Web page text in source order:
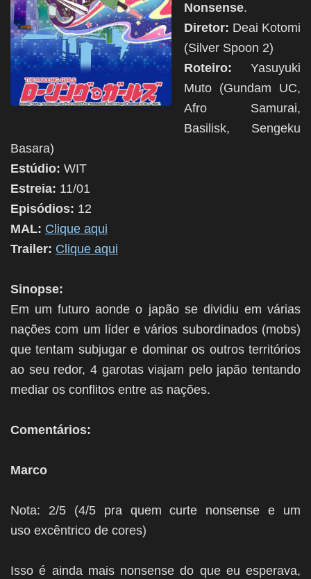
Nonsense.
Diretor: Deai Kotomi
(Silver Spoon 2)
Roteiro: Yasuyuki
Muto (Gundam UC,
Afro Samurai,
Basilisk, Sengeku
Basara)
Estúdio: WIT
Estreia: 11/01
Episódios: 12
MAL: Clique aqui
Trailer: Clique aqui
Sinopse:
Em um futuro aonde o japão se dividiu em várias
nações com um líder e vários subordinados (mobs)
que tentam subjugar e dominar os outros territórios
ao seu redor, 4 garotas viajam pelo japão tentando
mediar os conflitos entre as nações.
Comentários:
Marco
Nota: 2/5 (4/5 pra quem curte nonsense e um
uso excêntrico de cores)
Isso é ainda mais nonsense do que eu esperava,